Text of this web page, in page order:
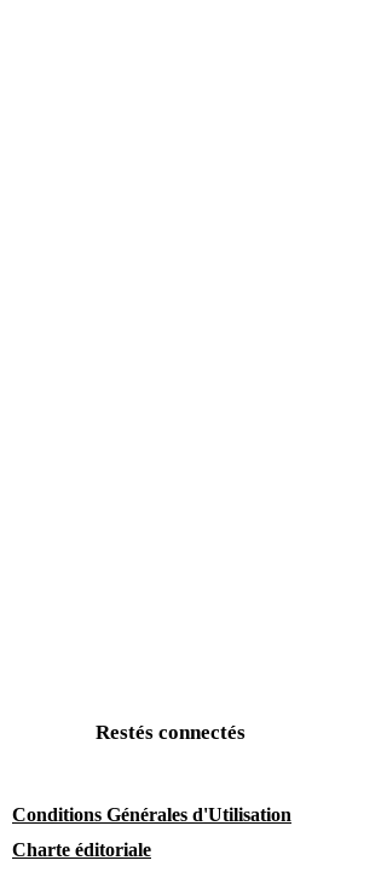
Restés connectés
Conditions Générales d'Utilisation
Charte éditoriale